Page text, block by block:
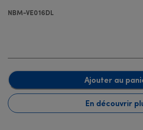
NBM-VE016DL
Ajouter au
En découvrir